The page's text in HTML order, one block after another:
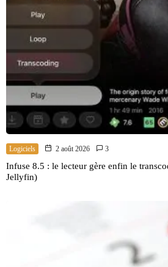
Logiciels 2 août 2026 3
Infuse 8.5 : le lecteur gère enfin le
Jellyfin)